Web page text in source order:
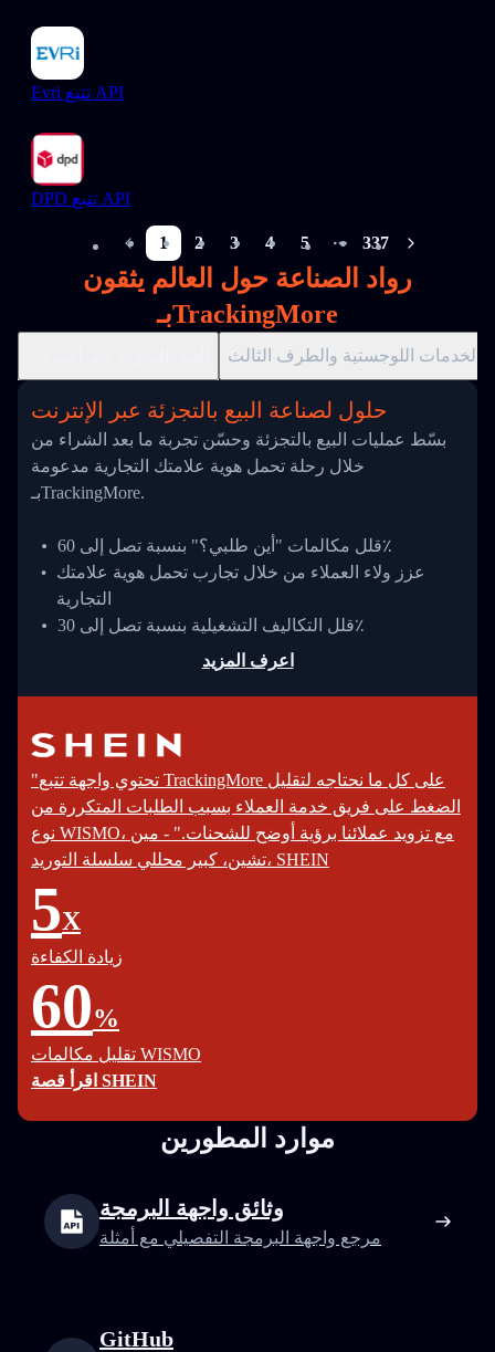
Evri تتبع API
DPD تتبع API
1 2 3 4 5
More pages
337
رواد الصناعة حول العالم يثقون
بـTrackingMore
الخدمات اللوجستية والطرف الثالث
حلول لصناعة البيع بالتجزئة عبر الإنترنت
بسّط عمليات البيع بالتجزئة وحسّن تجربة ما بعد الشراء من
خلال رحلة تحمل هوية علامتك التجارية مدعومة
بـTrackingMore.
قلل مكالمات "أين طلبي؟" بنسبة تصل إلى 60٪
عزز ولاء العملاء من خلال تجارب تحمل هوية علامتك
التجارية
قلل التكاليف التشغيلية بنسبة تصل إلى 30٪
اعرف المزيد
"تحتوي واجهة تتبع TrackingMore على كل ما نحتاجه لتقليل
الضغط على فريق خدمة العملاء بسبب الطلبات المتكررة من
نوع WISMO، مع تزويد عملائنا برؤية أوضح للشحنات." - مين
تشين، كبير محللي سلسلة التوريد، SHEIN
5X
زيادة الكفاءة
60%
تقليل مكالمات WISMO
اقرأ قصة SHEIN
موارد المطورين
وثائق واجهة البرمجة
مرجع واجهة البرمجة التفصيلي مع أمثلة
GitHub